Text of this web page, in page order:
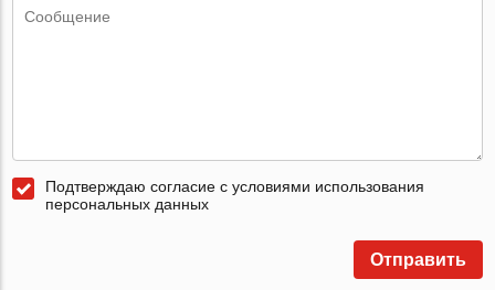
Подтверждаю согласие с условиями использования
персональных данных
Отправить